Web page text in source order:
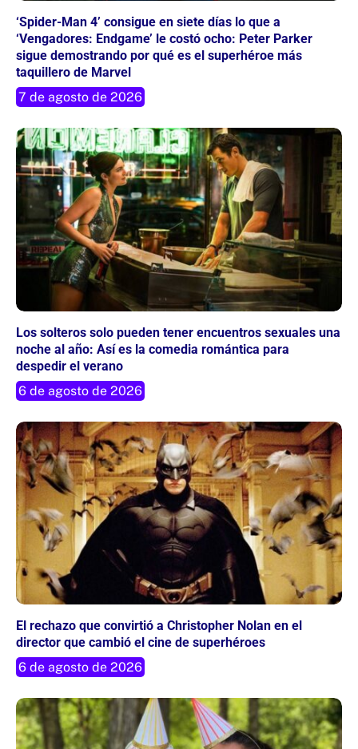
‘Spider-Man 4’ consigue en siete días lo que a
‘Vengadores: Endgame’ le costó ocho: Peter Parker
sigue demostrando por qué es el superhéroe más
taquillero de Marvel
7 de agosto de 2026
Los solteros solo pueden tener encuentros sexuales una
noche al año: Así es la comedia romántica para
despedir el verano
6 de agosto de 2026
El rechazo que convirtió a Christopher Nolan en el
director que cambió el cine de superhéroes
6 de agosto de 2026